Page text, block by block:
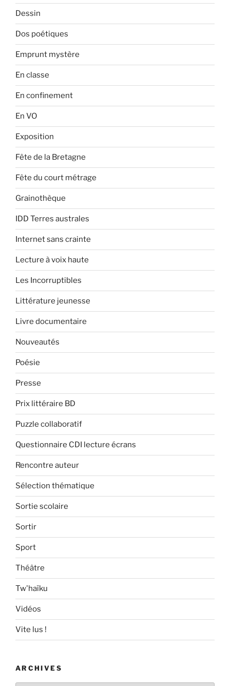
Dessin
Dos poétiques
Emprunt mystère
En classe
En confinement
En VO
Exposition
Fête de la Bretagne
Fête du court métrage
Grainothèque
IDD Terres australes
Internet sans crainte
Lecture à voix haute
Les Incorruptibles
Littérature jeunesse
Livre documentaire
Nouveautés
Poésie
Presse
Prix littéraire BD
Puzzle collaboratif
Questionnaire CDI lecture écrans
Rencontre auteur
Sélection thématique
Sortie scolaire
Sortir
Sport
Théâtre
Tw'haïku
Vidéos
Vite lus !
ARCHIVES